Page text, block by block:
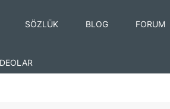
SÖZLÜK BLOG FORUM